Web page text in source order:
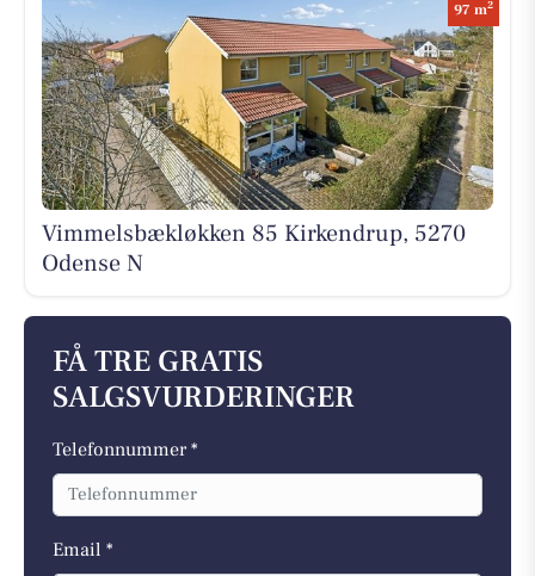
97 m2
Vimmelsbækløkken 85 Kirkendrup, 5270
Odense N
FÅ TRE GRATIS
SALGSVURDERINGER
Telefonnummer *
Email *